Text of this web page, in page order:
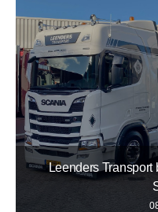
Leenders Transport